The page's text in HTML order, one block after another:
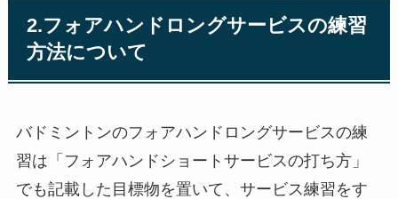
2.フォアハンドロングサービスの練習
方法について
バドミントンのフォアハンドロングサービスの練
習は「フォアハンドショートサービスの打ち方」
でも記載した目標物を置いて、サービス練習をす